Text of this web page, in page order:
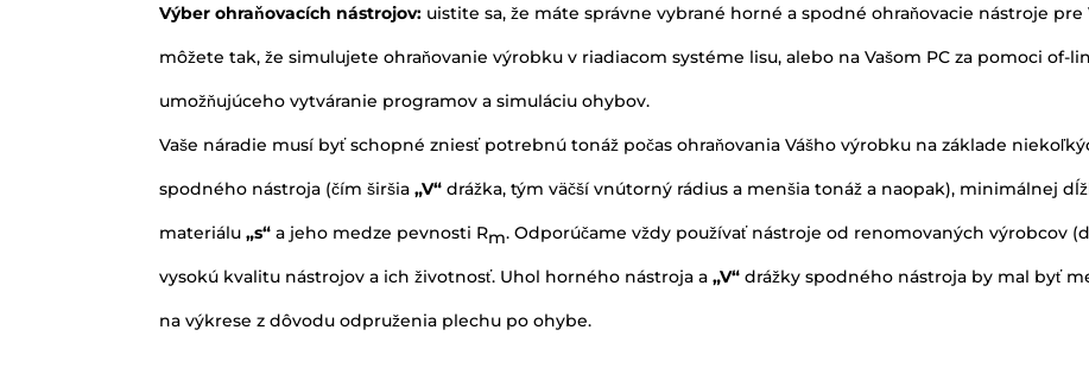
Výber ohraňovacích nástrojov: uistite sa, že máte správne vybrané horné a spodné ohraňovacie nástroje
môžete tak, že simulujete ohraňovanie výrobku v riadiacom systéme lisu, alebo na Vašom PC za pomoci of-
umožňujúceho vytváranie programov a simuláciu ohybov.
Vaše náradie musí byť schopné zniesť potrebnú tonáž počas ohraňovania Vášho výrobku na základe
spodného nástroja (čím širšia„V“ drážka, tým väčší vnútorný rádius a menšia tonáž a naopak), minimálnej
materiálu„s“a jeho medze pevnosti Rm. Odporúčame vždy používať nástroje od renomovaných výrobcov
vysokú kvalitu nástrojov a ich životnosť. Uhol horného nástroja a„V“drážky spodného nástroja by mal byť
na výkrese z dôvodu odpruženia plechu po ohybe.